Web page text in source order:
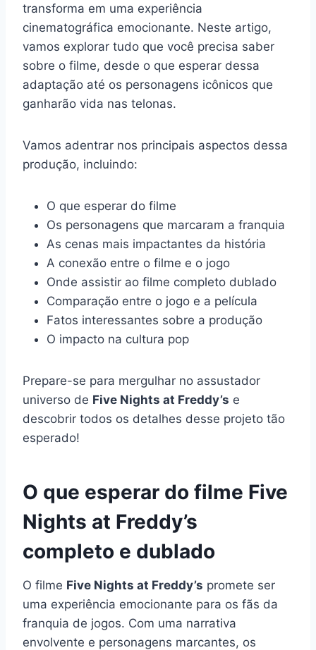
transforma em uma experiência
cinematográfica emocionante. Neste artigo,
vamos explorar tudo que você precisa saber
sobre o filme, desde o que esperar dessa
adaptação até os personagens icônicos que
ganharão vida nas telonas.
Vamos adentrar nos principais aspectos dessa
produção, incluindo:
O que esperar do filme
Os personagens que marcaram a franquia
As cenas mais impactantes da história
A conexão entre o filme e o jogo
Onde assistir ao filme completo dublado
Comparação entre o jogo e a película
Fatos interessantes sobre a produção
O impacto na cultura pop
Prepare-se para mergulhar no assustador
universo de Five Nights at Freddy’s e
descobrir todos os detalhes desse projeto tão
esperado!
O que esperar do filme Five
Nights at Freddy’s
completo e dublado
O filme Five Nights at Freddy’s promete ser
uma experiência emocionante para os fãs da
franquia de jogos. Com uma narrativa
envolvente e personagens marcantes, os